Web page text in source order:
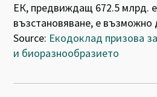
ЕК, предвиждащ 672.5 млрд.
възстановяване, е
Source: Екодоклад призова
и биоразнообразието